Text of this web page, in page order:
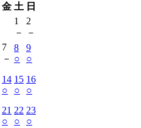
金 土 日
1
－
2
－
7
－
8
○
9
○
14
○
15
○
16
○
21
○
22
○
23
○